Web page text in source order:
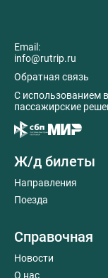
Email:
info@rutrip.ru
Обратная связь
C
пассажирские
Ж/д билеты
Направления
Поезда
Справочная
Новости
О нас